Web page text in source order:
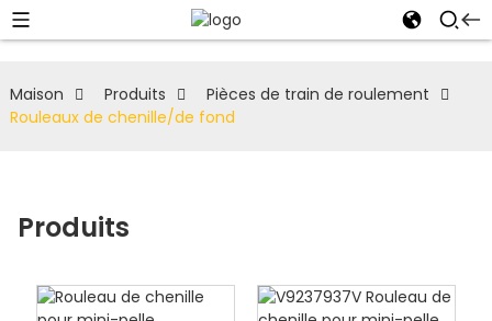
Maison Produits
Pièces de train de roulement
Rouleaux de chenille/de fond
Produits